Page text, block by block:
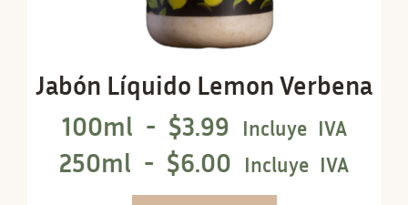
Jabón Líquido Lemon Verbena
100ml - $3.99 Incluye IVA
250ml - $6.00 Incluye IVA